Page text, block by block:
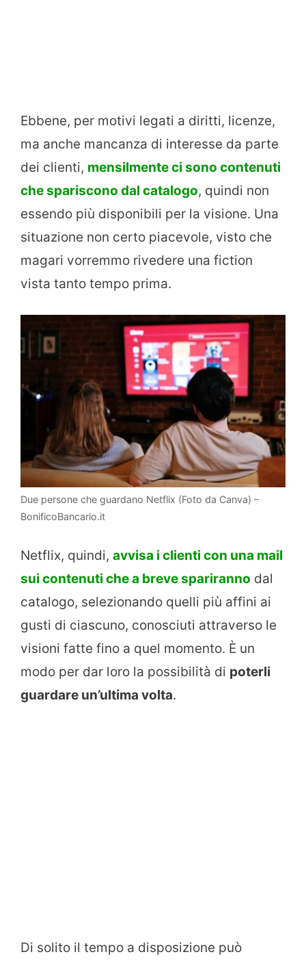
Ebbene, per motivi legati a diritti, licenze,
ma anche mancanza di interesse da parte
dei clienti, mensilmente ci sono contenuti
che spariscono dal catalogo, quindi non
essendo più disponibili per la visione. Una
situazione non certo piacevole, visto che
magari vorremmo rivedere una fiction
vista tanto tempo prima.
Due persone che guardano Netflix (Foto da Canva) –
BonificoBancario.it
Netflix, quindi, avvisa i clienti con una mail
sui contenuti che a breve spariranno dal
catalogo, selezionando quelli più affini ai
gusti di ciascuno, conosciuti attraverso le
visioni fatte fino a quel momento. È un
modo per dar loro la possibilità di poterli
guardare un’ultima volta.
Di solito il tempo a disposizione può